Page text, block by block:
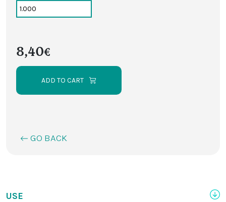
8,40€
ADD TO CART
GO BACK
USE